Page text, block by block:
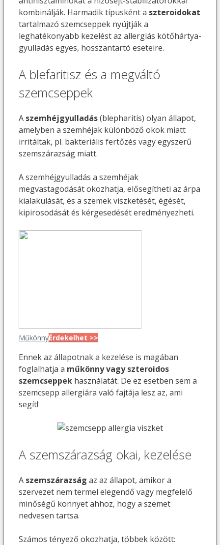
kombinálják. Harmadik típusként a szteroidokat
tartalmazó szemcseppek nyújtják a
leghatékonyabb kezelést az allergiás kötőhártya-
gyulladás egyes, hosszantartó eseteire.
A blefaritisz és a megváltó
szemcseppek
A szemhéjgyulladás(blepharitis) olyan állapot,
amelyben a szemhéjak különböző okok miatt
irritáltak, pl. bakteriális fertőzés vagy egyszerű
szemszárazság miatt.
A szemhéjgyulladás a szemhéjak
megvastagodását okozhatja, elősegítheti az árpa
kialakulását, és a szemek viszketését, égését,
kipirosodását és kérgesedését eredményezheti.
MűkönnyÉrdekelhet >>
Ennek az állapotnak a kezelése is magában
foglalhatja a műkönny vagy szteroidos
szemcseppek használatát. De ez esetben sem a
szemcsepp allergiára való fajtája lesz az, ami
segít!
A szemszárazság okai, kezelése
A szemszárazság az az állapot, amikor a
szervezet nem termel elegendő vagy megfelelő
minőségű könnyet ahhoz, hogy a szemet
nedvesen tartsa.
Számos tényező okozhatja, többek között: